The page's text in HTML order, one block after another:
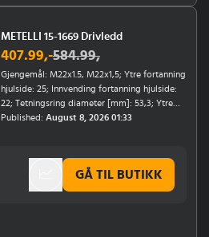
METELLI 15-1669 Drivledd
407.99,-584.99,
Gjengemål: M22x1.5, M22x1,5; Ytre fortanning
hjulside: 25; Innvending fortanning hjulside:
22; Tetningsring diameter [mm]: 53,3; Ytre
diameter [mm]: 73,6; Material belg: gummi;
Published: August 8, 2026 01:33
GÅ TIL BUTIKK